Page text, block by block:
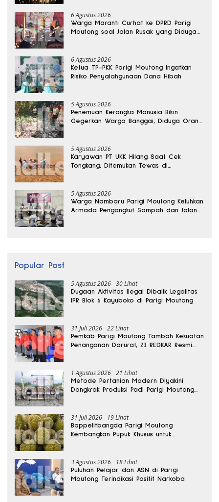
6 Agustus 2026
Warga Maranti Curhat ke DPRD Parigi
Moutong soal Jalan Rusak yang Diduga
6 Agustus 2026
Ketua TP-PKK Parigi Moutong Ingatkan
Risiko Penyalahgunaan Dana Hibah
5 Agustus 2026
Penemuan Kerangka Manusia Bikin
Gegerkan Warga Banggai, Diduga Orang
5 Agustus 2026
Karyawan PT UKK Hilang Saat Cek
Tongkang, Ditemukan Tewas di
5 Agustus 2026
Warga Nambaru Parigi Moutong Keluhkan
Armada Pengangkut Sampah dan Jalan
Popular Post
5 Agustus 2026 30 Lihat
Dugaan Aktivitas Ilegal Dibalik Legalitas
IPR Blok 6 Kayuboko di Parigi Moutong
31 Juli 2026 22 Lihat
Pemkab Parigi Moutong Tambah Kekuatan
Penanganan Darurat, 23 REDKAR Resmi
1 Agustus 2026 21 Lihat
Metode Pertanian Modern Diyakini
Dongkrak Produksi Padi Parigi Moutong
31 Juli 2026 19 Lihat
Bappelitbangda Parigi Moutong
Kembangkan Pupuk Khusus untuk
3 Agustus 2026 18 Lihat
Puluhan Pelajar dan ASN di Parigi
Moutong Terindikasi Positif Narkoba